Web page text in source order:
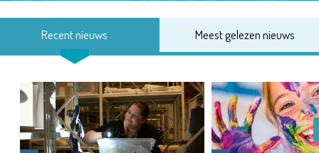
Recent nieuws Meest gelezen nieuws